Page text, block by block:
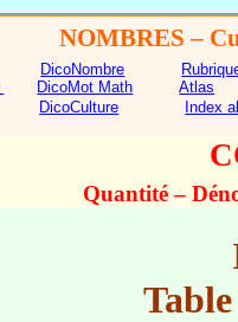
NOMBRES –
DicoNombre
DicoMot Math
Atlas
DicoCulture Index
Quantité –